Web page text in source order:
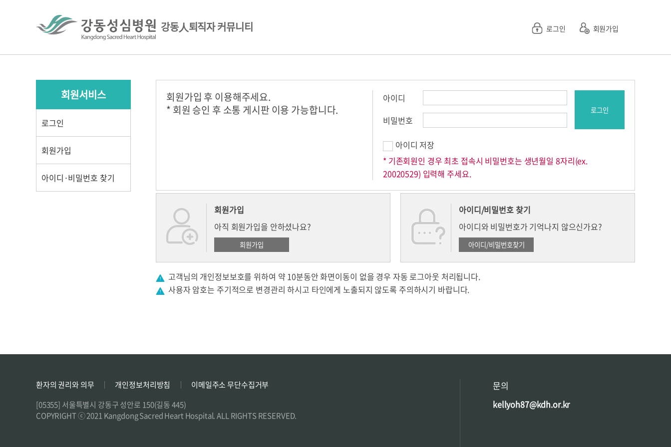
강동人퇴직자 커뮤니티 로그인 회원가입
회원서비스
로그인
회원가입
아이디·비밀번호 찾기
회원가입 후 이용해주세요.
* 회원 승인 후 소통 게시판 이용 가능합니다.
아이디
비밀번호
아이디 저장
* 기존회원인 경우 최초 접속시 비밀번호는 생년월일 8자리(ex.
20020529) 입력해 주세요.
회원가입
아직 회원가입을 안하셨나요?
아이디/비밀번호 찾기
아이디와 비밀번호가 기억나지 않으신가요?
고객님의 개인정보보호를 위하여 약 10분동안 화면이동이 없을 경우 자동 로그아웃 처리됩니다.
사용자 암호는 주기적으로 변경관리 하시고 타인에게 노출되지 않도록 주의하시기 바랍니다.
환자의 권리와 의무 개인정보처리방침
이메일주소 무단수집거부
[05355] 서울특별시 강동구 성안로 150(길동 445)
COPYRIGHT ⓒ 2021 Kangdong Sacred Heart Hospital. ALL RIGHTS RESERVED.
문의
kellyoh87@kdh.or.kr